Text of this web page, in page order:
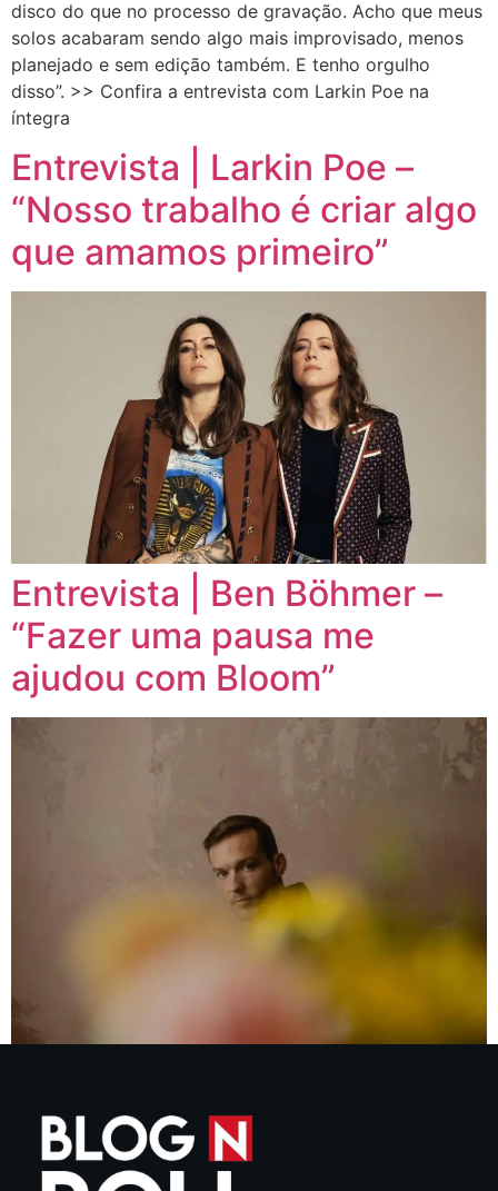
disco do que no processo de gravação. Acho que meus
solos acabaram sendo algo mais improvisado, menos
planejado e sem edição também. E tenho orgulho
disso”. >> Confira a entrevista com Larkin Poe na
íntegra
Entrevista | Larkin Poe –
“Nosso trabalho é criar algo
que amamos primeiro”
Entrevista | Ben Böhmer –
“Fazer uma pausa me
ajudou com Bloom”